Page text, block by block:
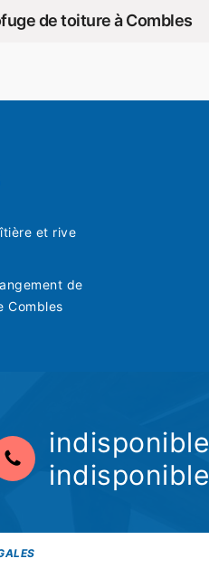
de toiture à Combles
et rive
de
Combles
indisponible
indisponible